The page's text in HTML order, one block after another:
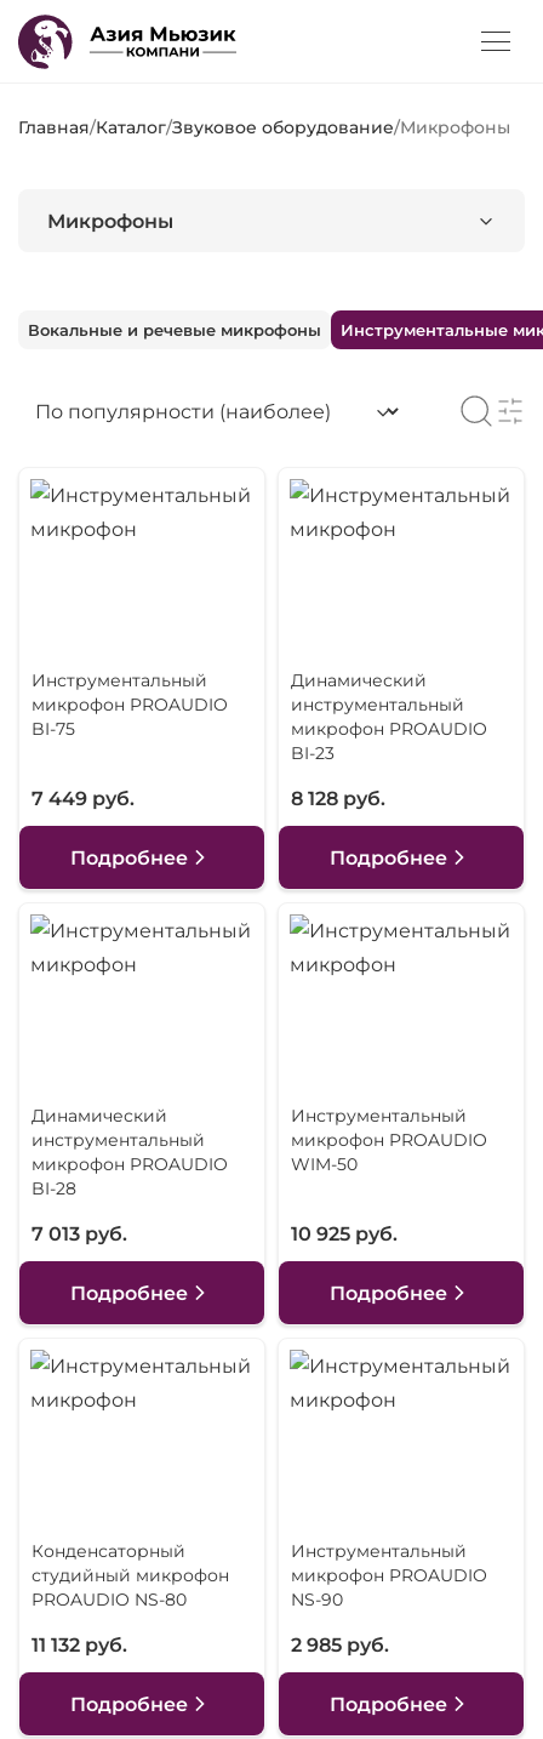
Главная/Каталог/Звуковое оборудование/Микрофоны
Микрофоны
Вокальные и речевые микрофоны Инструментальные
Инструментальный
микрофон PROAUDIO
BI-75
7 449 руб.
Подробнее
Динамический
инструментальный
микрофон PROAUDIO
BI-23
8 128 руб.
Подробнее
Динамический
инструментальный
микрофон PROAUDIO
BI-28
7 013 руб.
Подробнее
Инструментальный
микрофон PROAUDIO
WIM-50
10 925 руб.
Подробнее
Конденсаторный
студийный микрофон
PROAUDIO NS-80
11 132 руб.
Подробнее
Инструментальный
микрофон PROAUDIO
NS-90
2 985 руб.
Подробнее